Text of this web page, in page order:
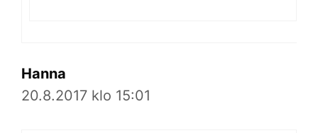
Hanna
20.8.2017 klo 15:01